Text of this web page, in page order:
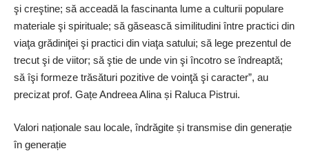
şi creştine; să acceadă la fascinanta lume a culturii populare
materiale şi spirituale; să găsească similitudini între practici din
viaţa grădiniţei şi practici din viaţa satului; să lege prezentul de
trecut şi de viitor; să ştie de unde vin şi încotro se îndreaptă;
să îşi formeze trăsături pozitive de voinţă şi caracter”, au
precizat prof. Gațe Andreea Alina și Raluca Pistrui.
Valori naționale sau locale, îndrăgite și transmise din generație
în generație